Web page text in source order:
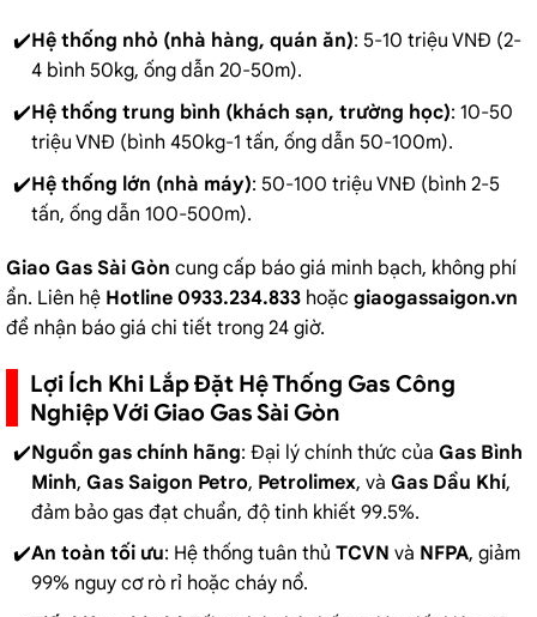
Hệ thống nhỏ (nhà hàng, quán ăn): 5-10 triệu VNĐ (2-
4 bình 50kg, ống dẫn 20-50m).
Hệ thống trung bình (khách sạn, trường học): 10-50
triệu VNĐ (bình 450kg-1 tấn, ống dẫn 50-100m).
Hệ thống lớn (nhà máy): 50-100 triệu VNĐ (bình 2-5
tấn, ống dẫn 100-500m).
Giao Gas Sài Gòn cung cấp báo giá minh bạch, không phí
ẩn. Liên hệ Hotline 0933.234.833 hoặc giaogassaigon.vn
để nhận báo giá chi tiết trong 24 giờ.
Lợi Ích Khi Lắp Đặt Hệ Thống Gas Công
Nghiệp Với Giao Gas Sài Gòn
Nguồn gas chính hãng: Đại lý chính thức của Gas Bình
Minh, Gas Saigon Petro, Petrolimex, và Gas Dầu Khí,
đảm bảo gas đạt chuẩn, độ tinh khiết 99.5%.
An toàn tối ưu: Hệ thống tuân thủ TCVN và NFPA, giảm
99% nguy cơ rò rỉ hoặc cháy nổ.